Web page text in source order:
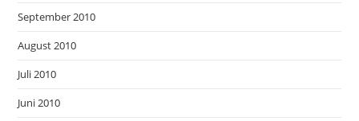
September 2010
August 2010
Juli 2010
Juni 2010